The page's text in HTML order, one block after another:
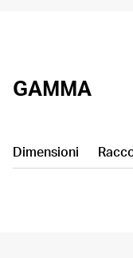
GAMMA
Dimensioni